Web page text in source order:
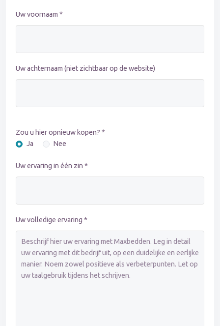
Uw voornaam *
Uw achternaam (niet zichtbaar op de website)
Zou u hier opnieuw kopen? *
Ja
Nee
Uw ervaring in één zin *
Uw volledige ervaring *